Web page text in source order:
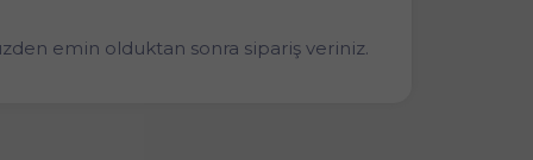
emin olduktan sonra sipariş veriniz.